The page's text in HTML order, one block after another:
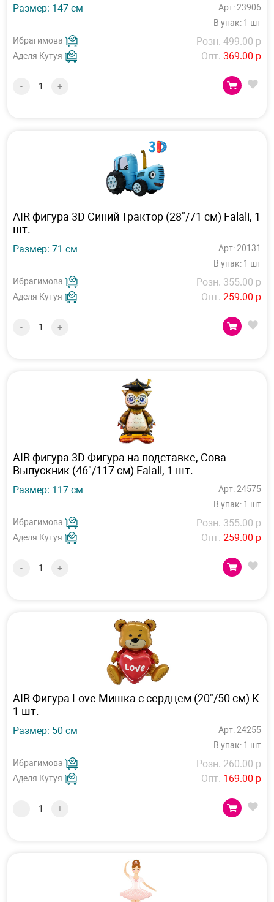
Размер: 147 см
Арт: 23906
В упак: 1 шт
Ибрагимова
Аделя Кутуя
Розн. 499.00 р
Опт. 369.00 р
- +
AIR фигура 3D Синий Трактор (28"/71 см) Falali, 1
шт.
Размер: 71 см
Арт: 20131
В упак: 1 шт
Ибрагимова
Аделя Кутуя
Розн. 355.00 р
Опт. 259.00 р
- +
AIR фигура 3D Фигура на подставке, Сова
Выпускник (46"/117 см) Falali, 1 шт.
Размер: 117 см
Арт: 24575
В упак: 1 шт
Ибрагимова
Аделя Кутуя
Розн. 355.00 р
Опт. 259.00 р
- +
AIR Фигура Love Мишка с сердцем (20"/50 см) К
1 шт.
Размер: 50 см
Арт: 24255
В упак: 1 шт
Ибрагимова
Аделя Кутуя
Розн. 260.00 р
Опт. 169.00 р
- +